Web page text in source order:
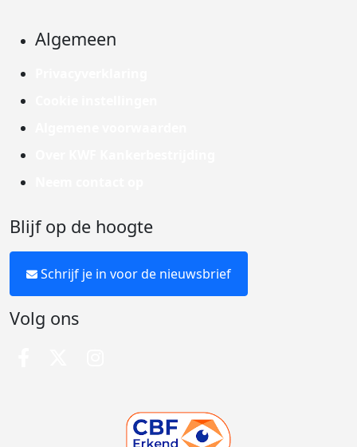
Algemeen
Blijf op de hoogte
Schrijf je in voor de nieuwsbrief
Volg ons